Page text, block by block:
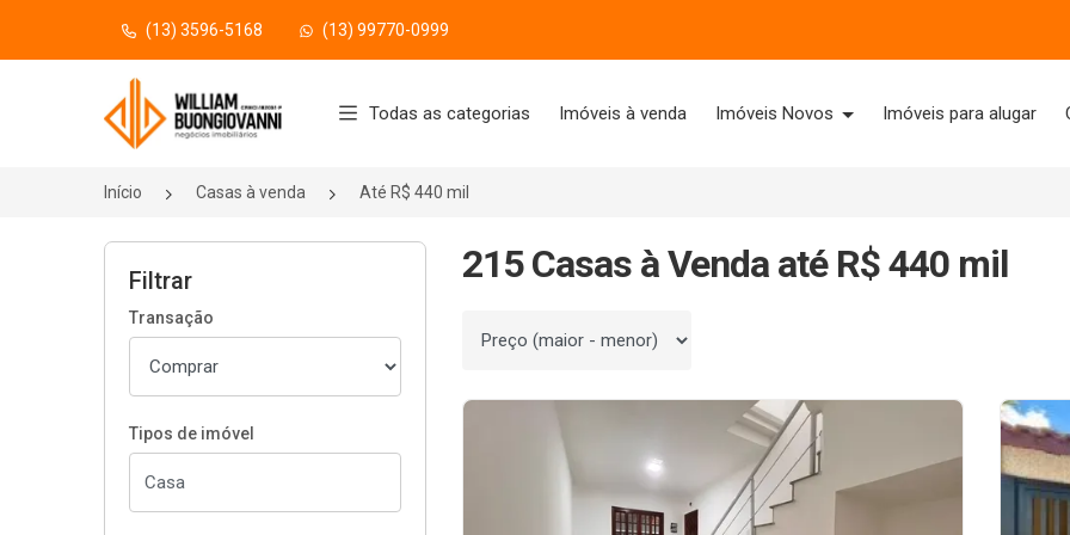
(13) 3596-5168 (13) 99770-0999
Página inicial
Todas as categorias Imóveis à venda Imóveis Novos Imóveis para alugar
Início Casas à venda Até R$ 440 mil
Filtrar
Transação
Tipos de imóvel
215 Casas à Venda até R$ 440 mil
Ordenar por